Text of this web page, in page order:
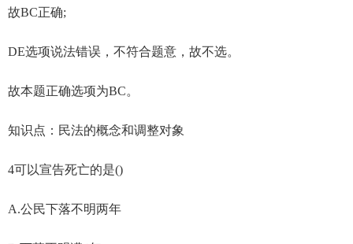
故BC正确;
DE选项说法错误，不符合题意，故不选。
故本题正确选项为BC。
知识点：民法的概念和调整对象
4可以宣告死亡的是()
A.公民下落不明两年